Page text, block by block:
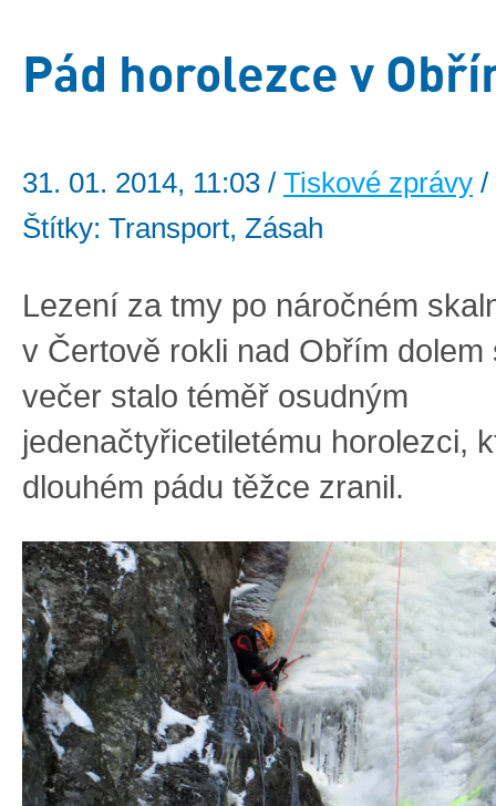
Pád horolezce v
31. 01. 2014, 11:03 / Tiskové zprávy /
Štítky: Transport, Zásah
Lezení za tmy po náročném
v Čertově rokli nad Obřím dolem
večer stalo téměř osudným
jedenačtyřicetiletému horolezci,
dlouhém pádu těžce zranil.